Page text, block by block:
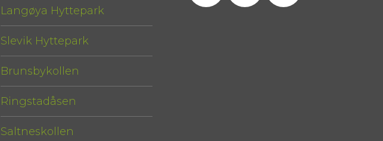
Langøya Hyttepark
Slevik Hyttepark
Brunsbykollen
Ringstadåsen
Saltneskollen